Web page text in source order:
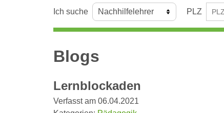
Ich suche PLZ
Blogs
Lernblockaden
Verfasst am 06.04.2021